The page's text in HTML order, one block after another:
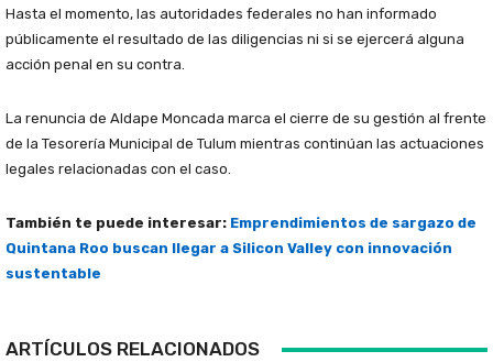
Hasta el momento, las autoridades federales no han informado
públicamente el resultado de las diligencias ni si se ejercerá alguna
acción penal en su contra.
La renuncia de Aldape Moncada marca el cierre de su gestión al frente
de la Tesorería Municipal de Tulum mientras continúan las actuaciones
legales relacionadas con el caso.
También te puede interesar: Emprendimientos de sargazo de
Quintana Roo buscan llegar a Silicon Valley con innovación
sustentable
ARTÍCULOS RELACIONADOS